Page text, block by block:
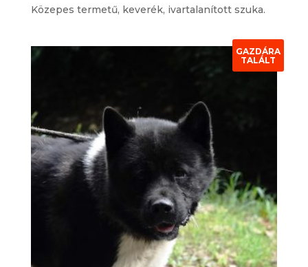
Közepes termetű, keverék, ivartalanított szuka.
GAZDÁRA
TALÁLT